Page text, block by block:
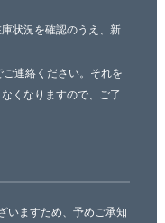
状況を確認のうえ、新
連絡ください。それを
くなりますので、ご了
いますため、予めご承知